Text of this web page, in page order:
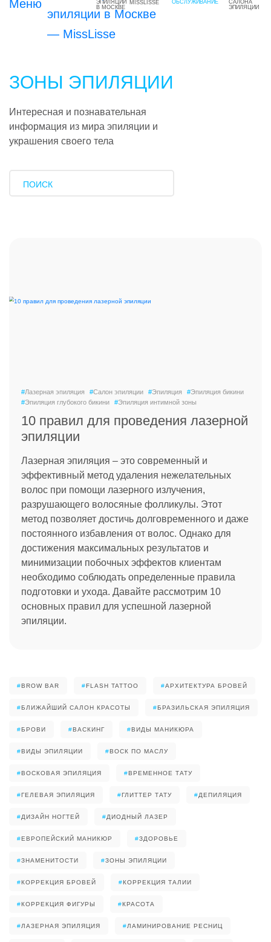
MISSLISSE
ЗОНЫ ЭПИЛЯЦИИ
Интересная и познавательная
информация из мира эпиляции и
украшения своего тела
#Лазерная эпиляция #Салон эпиляции #Эпиляция #Эпиляция бикини
#Эпиляция глубокого бикини #Эпиляция интимной зоны
10 правил для проведения лазерной
эпиляции
Лазерная эпиляция – это современный и
эффективный метод удаления нежелательных
волос при помощи лазерного излучения,
разрушающего волосяные фолликулы. Этот
метод позволяет достичь долговременного и даже
постоянного избавления от волос. Однако для
достижения максимальных результатов и
минимизации побочных эффектов клиентам
необходимо соблюдать определенные правила
подготовки и ухода. Давайте рассмотрим 10
основных правил для успешной лазерной
эпиляции.
#BROW BAR #FLASH TATTOO #АРХИТЕКТУРА БРОВЕЙ
#БЛИЖАЙШИЙ САЛОН КРАСОТЫ #БРАЗИЛЬСКАЯ ЭПИЛЯЦИЯ
#БРОВИ #ВАСКИНГ #ВИДЫ МАНИКЮРА
#ВИДЫ ЭПИЛЯЦИИ #ВОСК ПО МАСЛУ
#ВОСКОВАЯ ЭПИЛЯЦИЯ #ВРЕМЕННОЕ ТАТУ
#ГЕЛЕВАЯ ЭПИЛЯЦИЯ #ГЛИТТЕР ТАТУ #ДЕПИЛЯЦИЯ
#ДИЗАЙН НОГТЕЙ #ДИОДНЫЙ ЛАЗЕР
#ЕВРОПЕЙСКИЙ МАНИКЮР #ЗДОРОВЬЕ
#ЗНАМЕНИТОСТИ #ЗОНЫ ЭПИЛЯЦИИ
#КОРРЕКЦИЯ БРОВЕЙ #КОРРЕКЦИЯ ТАЛИИ
#КОРРЕКЦИЯ ФИГУРЫ #КРАСОТА
#ЛАЗЕРНАЯ ЭПИЛЯЦИЯ #ЛАМИНИРОВАНИЕ РЕСНИЦ